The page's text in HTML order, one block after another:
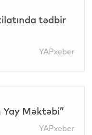
tədbir
YAPxeber
Məktəbi”
YAPxeber